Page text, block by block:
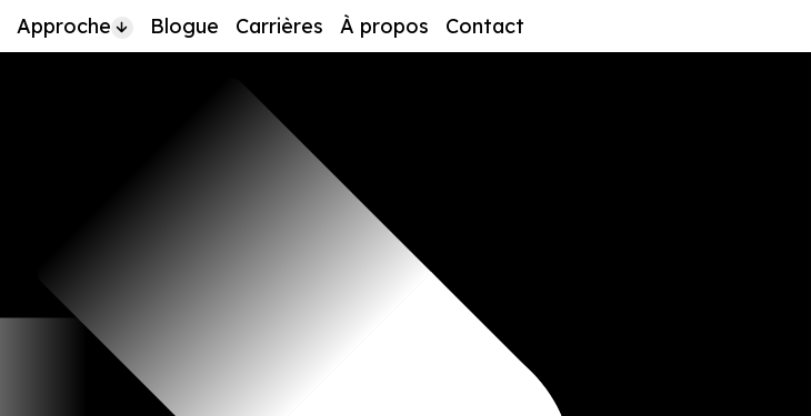
Approche Blogue Carrières À propos Contact